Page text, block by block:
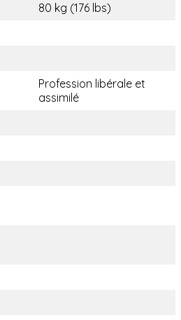
80 kg (176 lbs)
Profession libérale et
assimilé